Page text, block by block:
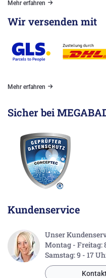
Mehr erfahren
Wir versenden mit
Mehr erfahren
Sicher bei
Kundenservice
Unser
Montag - Freitag:
Samstag: 9 - 17